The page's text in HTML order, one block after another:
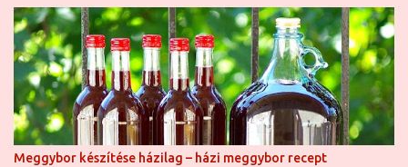
Meggybor készítése házilag – házi meggybor recept